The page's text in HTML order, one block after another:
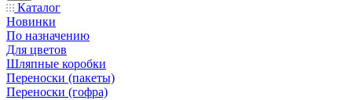
Каталог
Новинки
По назначению
Для цветов
Шляпные коробки
Переноски (пакеты)
Переноски (гофра)